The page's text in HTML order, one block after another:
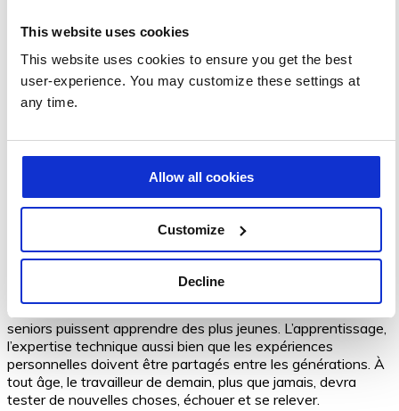
This website uses cookies
This website uses cookies to ensure you get the best
user-experience. You may customize these settings at
any time.
Allow all cookies
Customize
Decline
organisation, et c’est tout sauf pénalisant pour l’entreprise.
Car de l’uniformité ou de l’homogénéité ne naîtra jamais rien
d’innovant. Il faut accepter de travailler avec des
collaborateurs qui ont d’autres idées, des cultures différentes.
Si on emprisonne les individus dans un modèle et qu’ils n’en
mouvements. L’entreprise n’innovera pas.
Échouer, mais en beauté
Rester en mouvement est d’autant plus important qu’avec
l’accélération croissante des évolutions technologiques, de
nouveaux métiers naissent alors que d’autres disparaissent
presque tous les ans. Il faut donc s’adapter au nouveau
monde du travail, établir des ponts intergénérationnels pour
que, dans une inversion caractéristique de notre époque, les
seniors puissent apprendre des plus jeunes. L’apprentissage,
l’expertise technique aussi bien que les expériences
personnelles doivent être partagés entre les générations. À
tout âge, le travailleur de demain, plus que jamais, devra
tester de nouvelles choses, échouer et se relever.